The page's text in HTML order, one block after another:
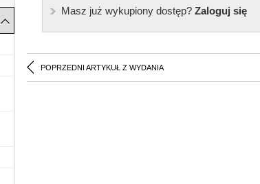
Masz już wykupiony dostęp?Zaloguj się
POPRZEDNI ARTYKUŁ Z WYDANIA